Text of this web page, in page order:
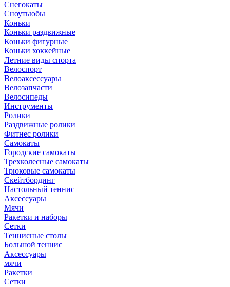
Снегокаты
Сноутьюбы
Коньки
Коньки раздвижные
Коньки фигурные
Коньки хоккейные
Летние виды спорта
Велоспорт
Велоаксессуары
Велозапчасти
Велосипеды
Инструменты
Ролики
Раздвижные ролики
Фитнес ролики
Самокаты
Городские самокаты
Трехколесные самокаты
Трюковые самокаты
Скейтбординг
Настольный теннис
Аксессуары
Мячи
Ракетки и наборы
Сетки
Теннисные столы
Большой теннис
Аксессуары
мячи
Ракетки
Сетки